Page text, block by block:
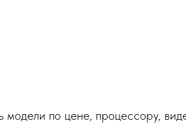
по цене, процессору,